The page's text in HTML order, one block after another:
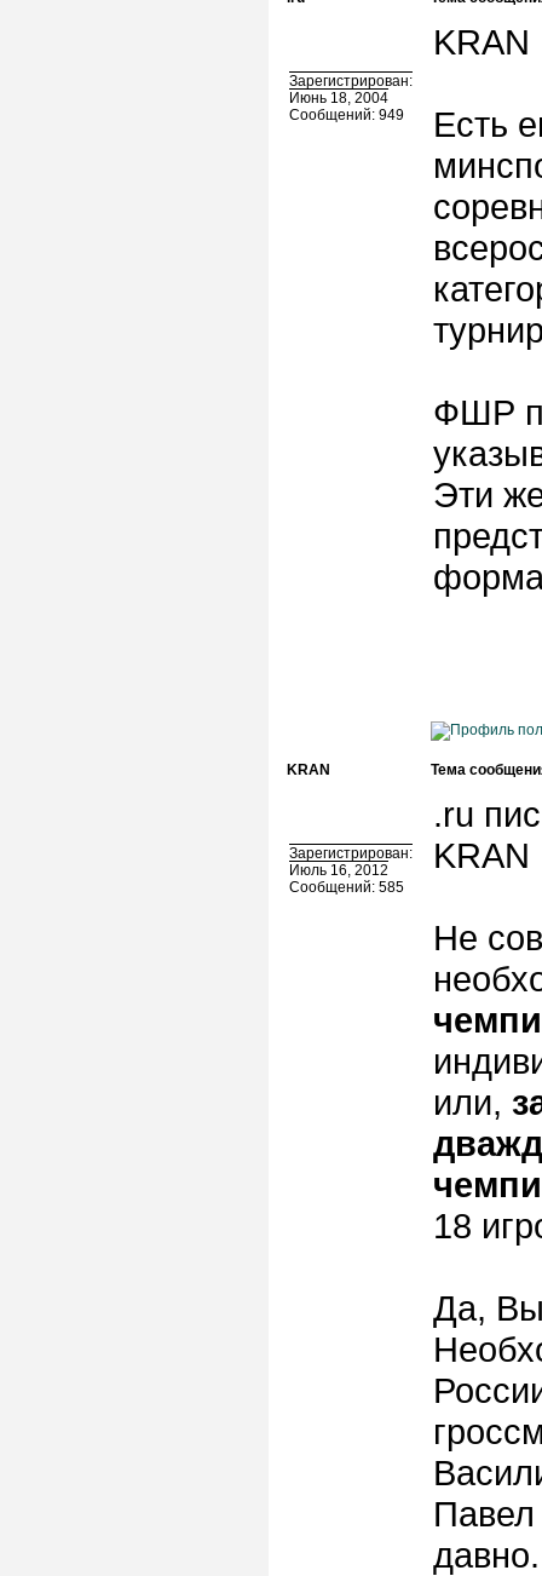
Зарегистрирован:
Июнь 18, 2004
Сообщений: 949
KRAN
Есть
ФШР
Эти
KRAN Тема
Зарегистрирован:
Июль 16, 2012
Сообщений: 585
.ru
KRAN
Не
или,
18
Да,
давно.